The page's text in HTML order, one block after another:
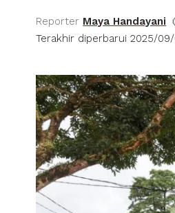
Terakhir diperbarui 2025/09/
Reporter Maya Handayani